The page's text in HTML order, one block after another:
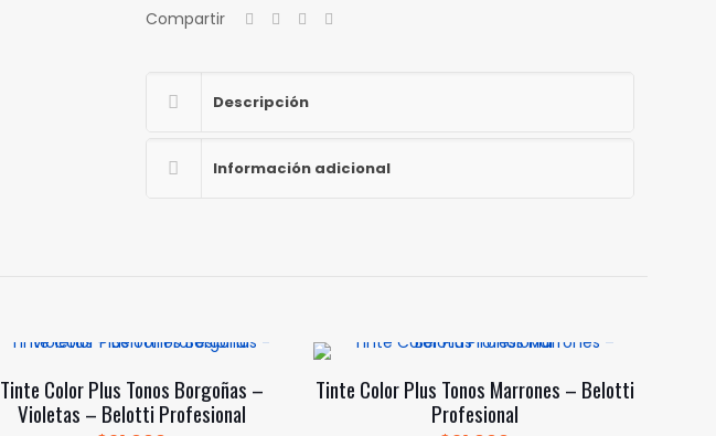
Belotti
cantidad
Compartir
Descripción
Información adicional
Tinte Color Plus Tonos Borgoñas –
Violetas – Belotti Profesional
Tinte Color Plus Tonos Marrones – Belotti
Profesional